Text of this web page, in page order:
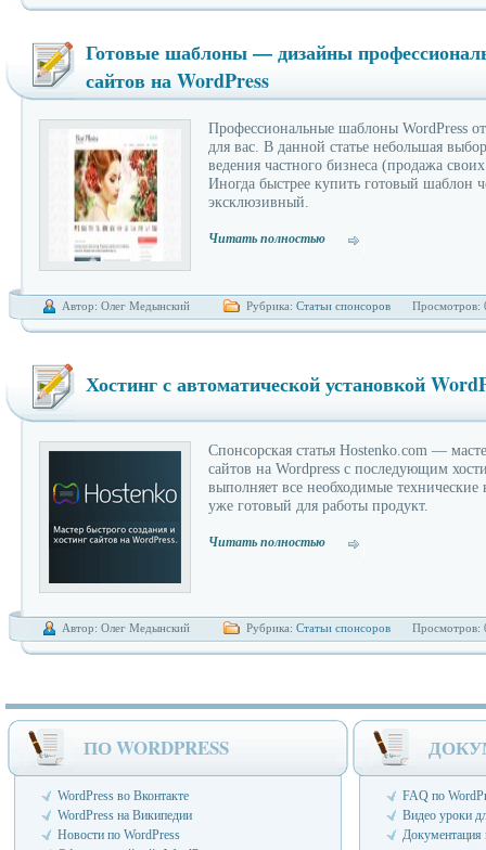
Готовые шаблоны — дизайны
сайтов на WordPress
Профессиональные шаблоны WordPress
для вас. В данной статье небольшая
ведения частного бизнеса (продажа
Иногда быстрее купить готовый шаблон
эксклюзивный.
Читать полностью
Автор: Олег Медынский Рубрика: Статьи спонсоров Просмотров:
Хостинг с автоматической установкой
Спонсорская статья Hostenko.com —
сайтов на Wordpress с последующим
выполняет все необходимые технические
уже готовый для работы продукт.
Читать полностью
Автор: Олег Медынский Рубрика: Статьи спонсоров Просмотров:
ПО WORDPRESS
WordPress во Вконтакте
WordPress на Википедии
Новости по WordPress
FAQ по
Видео уроки
Документация